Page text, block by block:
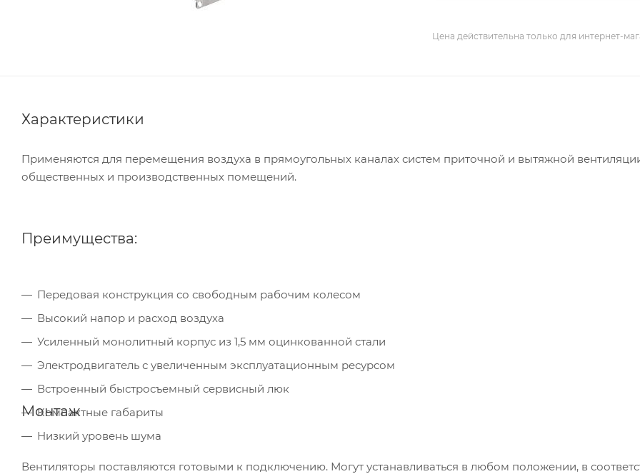
Цена действительна только для интернет-
Характеристики
Применяются для перемещения воздуха в прямоугольных каналах систем приточной и вытяжной
общественных и производственных помещений.
Преимущества:
Передовая конструкция со свободным рабочим колесом
Высокий напор и расход воздуха
Усиленный монолитный корпус из 1,5 мм оцинкованной стали
Электродвигатель с увеличенным эксплуатационным ресурсом
Встроенный быстросъемный сервисный люк
Компактные габариты
Низкий уровень шума
Монтаж
Вентиляторы поставляются готовыми к подключению. Могут устанавливаться в любом положении, в